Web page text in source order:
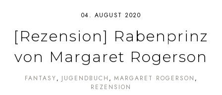
04. AUGUST 2020
[Rezension] Rabenprinz
von Margaret Rogerson
FANTASY JUGENDBUCH
MARGARET ROGERSON
REZENSION